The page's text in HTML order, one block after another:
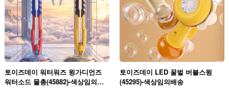
토이즈데이 워터워즈 윙가디언즈
워터소드 물총(45882)-색상임의배
토이즈데이 LED 꿀벌 버블스윙
(45295)-색상임의배송